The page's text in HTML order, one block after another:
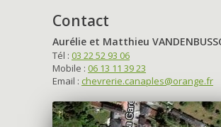
Contact
Aurélie et Matthieu
Tél : 03 22 52 93 06
Mobile : 06 13 11 39 23
Email : chevrerie.canaples@orange.fr